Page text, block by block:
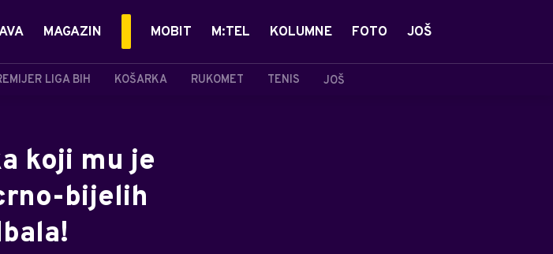
LIGA BIH KOŠARKA RUKOMET TENIS JOŠ
MAGAZIN MOBIT M:TEL KOLUMNE FOTO JOŠ
koji mu je
bijelih